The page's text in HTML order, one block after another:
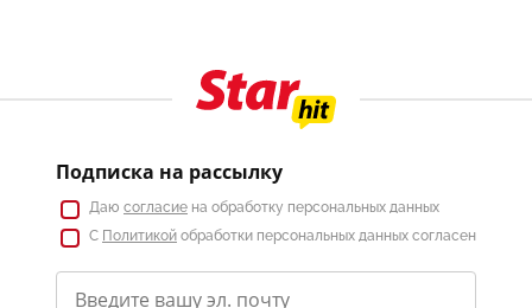
Подписка на рассылку
Даю согласие на обработку персональных данных
С Политикой обработки персональных данных согласен